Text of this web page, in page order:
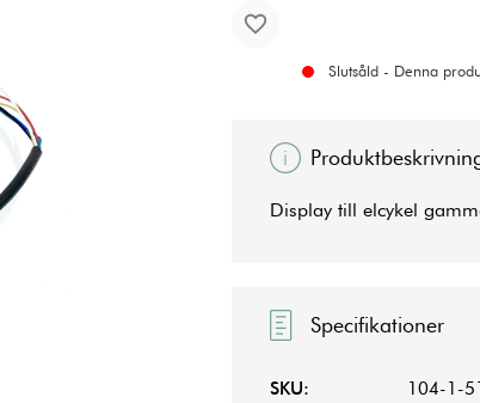
Slutsåld - Denna
Display till elcykel
Specifikationer
SKU: 104-1-